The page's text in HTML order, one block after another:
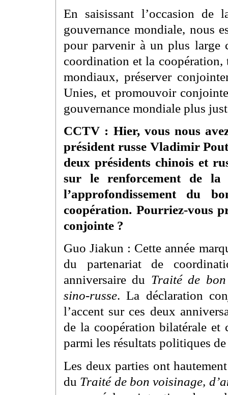
En saisissant l’occasion
gouvernance mondiale, nous
pour parvenir à un plus large
coordination et la
mondiaux, préserver
Unies, et promouvoir
gouvernance mondiale plus
CCTV : Hier, vous nous
président russe Vladimir
deux présidents chinois et
sur le renforcement de la
l’approfondissement du
coopération. Pourriez-vous
conjointe ?
Guo Jiakun : Cette année
du partenariat de
anniversaire du Traité de
sino-russe. La déclaration
l’accent sur ces deux
de la coopération bilatérale
parmi les résultats politiques
Les deux parties ont
du Traité de bon voisinage,